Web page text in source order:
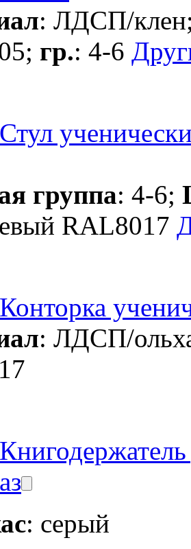
: ЛДСП/
гр.: 4-6
Стул
группа: 4-6;
RAL8017
Конторка
: ЛДСП/
: серый